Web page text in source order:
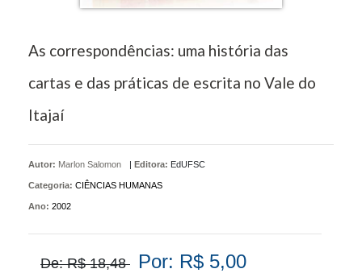
As correspondências: uma história das
cartas e das práticas de escrita no Vale do
Itajaí
Autor: Marlon Salomon | Editora: EdUFSC
Categoria: CIÊNCIAS HUMANAS
Ano: 2002
De: R$ 18,48 Por: R$ 5,00